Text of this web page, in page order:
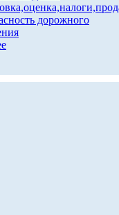
дорожного